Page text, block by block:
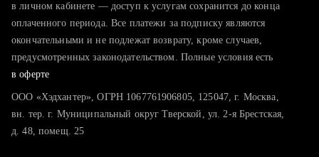
в личном кабинете — доступ к услугам сохранится до конца
оплаченного периода. Все платежи за подписку являются
окончательными и не подлежат возврату, кроме случаев,
предусмотренных законодательством. Полные условия есть
в оферте
ООО «Хэдхантер», ОГРН 1067761906805, 125047, г. Москва,
вн. тер. г. Муниципальный округ Тверской, ул. 2-я Брестская,
д. 48, помещ. 25